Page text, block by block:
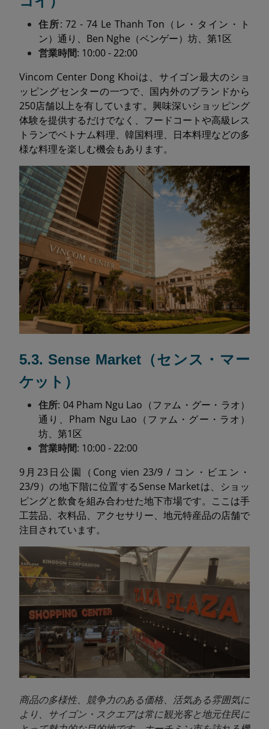
住所: 72 - 74 Le Thanh Ton（レ・タイン・ト
ン）通り、Ben Nghe（ベンゲー）坊、第1区
営業時間: 10:00 - 22:00
Vincom Center Dong Khoiは、サイゴン最大のショ
ッピングセンターの一つで、国内外のブランドから
250店舗以上を有しています。興味深いショッピング
体験を提供するだけでなく、フードコートや高級レス
トランでベトナム料理、韓国料理、日本料理などの多
様な料理を楽しむ機会もあります。
5.3. Sense Market（センス・マー
ケット）
住所: 04 Pham Ngu Lao（ファム・グー・ラオ）
通り、Pham Ngu Lao（ファム・グー・ラオ）
坊、第1区
営業時間: 10:00 - 22:00
9月23日公園（Cong vien 23/9 / コン・ビエン・
23/9）の地下階に位置するSense Marketは、ショッ
ピングと飲食を組み合わせた地下市場です。ここは手
工芸品、衣料品、アクセサリー、地元特産品の店舗で
注目されています。
商品の多様性、競争力のある価格、活気ある雰囲気に
より、サイゴン・スクエアは常に観光客と地元住民に